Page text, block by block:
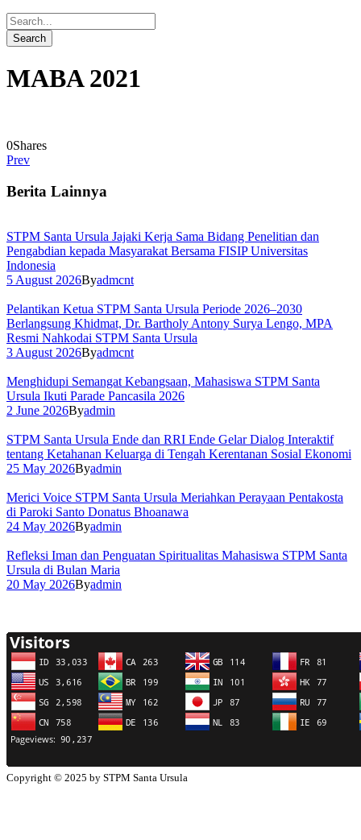
MABA 2021
0Shares
Prev
Berita Lainnya
STPM Santa Ursula Jajaki Kerja Sama Bidang Penelitian dan
Pengabdian kepada Masyarakat Bersama FISIP Universitas
Indonesia
5 August 2026Byadmcnt
Pelantikan Ketua STPM Santa Ursula Periode 2026–2030
Berlangsung Khidmat, Dr. Bartholy Antony Surya Lengo, MPA
Resmi Nahkodai STPM Santa Ursula
3 August 2026Byadmcnt
Menghidupi Semangat Kebangsaan, Mahasiswa STPM Santa
Ursula Ikuti Parade Pancasila 2026
2 June 2026Byadmin
STPM Santa Ursula Ende dan RRI Ende Gelar Dialog Interaktif
tentang Ketahanan Keluarga di Tengah Kerentanan Sosial Ekonomi
25 May 2026Byadmin
Merici Voice STPM Santa Ursula Meriahkan Perayaan Pentakosta
di Paroki Santo Donatus Bhoanawa
24 May 2026Byadmin
Refleksi Iman dan Penguatan Spiritualitas Mahasiswa STPM Santa
Ursula di Bulan Maria
20 May 2026Byadmin
Copyright © 2025 by STPM Santa Ursula